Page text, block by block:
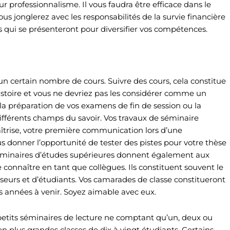
professionnalisme. Il vous faudra être efficace dans le
jonglerez avec les responsabilités de la survie financière
se présenteront pour diversifier vos compétences.
certain nombre de cours. Suivre des cours, cela constitue
et vous ne devriez pas les considérer comme un
préparation de vos examens de fin de session ou la
champs du savoir. Vos travaux de séminaire
votre première communication lors d’une
l’opportunité de tester des pistes pour votre thèse
d’études supérieures donnent également aux
connaître en tant que collègues. Ils constituent souvent le
et d’étudiants. Vos camarades de classe constitueront
à venir. Soyez aimable avec eux.
séminaires de lecture ne comptant qu’un, deux ou